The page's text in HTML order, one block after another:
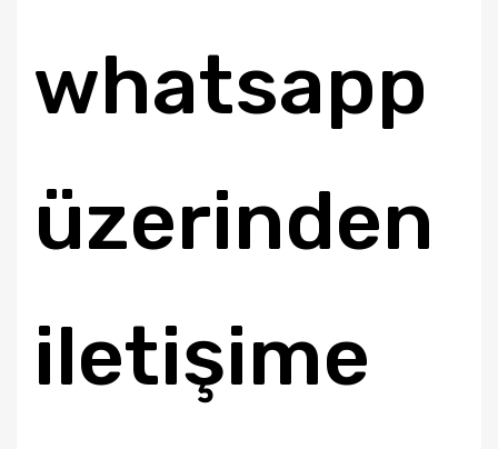
whatsapp
üzerinden
iletişime